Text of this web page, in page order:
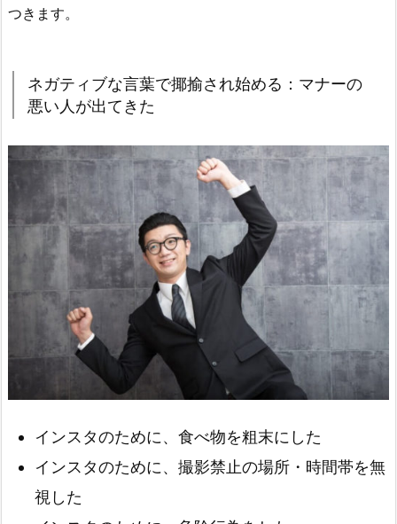
つきます。
ネガティブな言葉で揶揄され始める：マナーの
悪い人が出てきた
インスタのために、食べ物を粗末にした
インスタのために、撮影禁止の場所・時間帯を無
視した